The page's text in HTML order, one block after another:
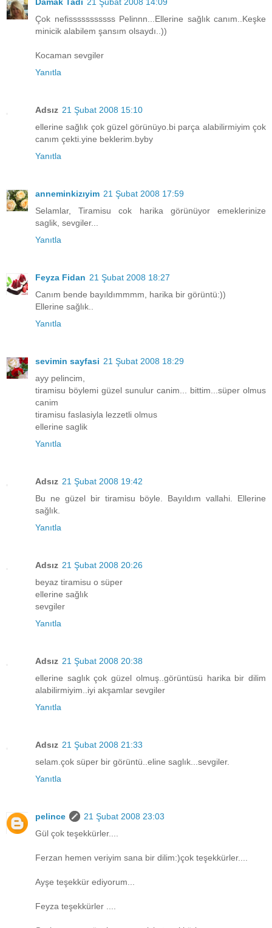
Çok nefisssssssssss Pelinnn...Ellerine sağlık canım..Keşke
minicik alabilem şansım olsaydı..))
Kocaman sevgiler
Yanıtla
Adsız 21 Şubat 2008 15:10
ellerine sağlık çok güzel görünüyo.bi parça alabilirmiyim çok
canım çekti.yine beklerim.byby
Yanıtla
anneminkizıyim 21 Şubat 2008 17:59
Selamlar, Tiramisu cok harika görünüyor emeklerinize
saglik, sevgiler...
Yanıtla
Feyza Fidan 21 Şubat 2008 18:27
Canım bende bayıldımmmm, harika bir görüntü:))
Ellerine sağlık..
Yanıtla
sevimin sayfasi 21 Şubat 2008 18:29
ayy pelincim,
tiramisu böylemi güzel sunulur canim... bittim...süper olmus
canim
tiramisu faslasiyla lezzetli olmus
ellerine saglik
Yanıtla
Adsız 21 Şubat 2008 19:42
Bu ne güzel bir tiramisu böyle. Bayıldım vallahi. Ellerine
sağlık.
Yanıtla
Adsız 21 Şubat 2008 20:26
beyaz tiramisu o süper
ellerine sağlık
sevgiler
Yanıtla
Adsız 21 Şubat 2008 20:38
ellerine saglık çok güzel olmuş..görüntüsü harika bir dilim
alabilirmiyim..iyi akşamlar sevgiler
Yanıtla
Adsız 21 Şubat 2008 21:33
selam.çok süper bir görüntü..eline saglık...sevgiler.
Yanıtla
pelince
21 Şubat 2008 23:03
Gül çok teşekkürler....
Ferzan hemen veriyim sana bir dilim:)çok teşekkürler....
Ayşe teşekkür ediyorum...
Feyza teşekkürler ....